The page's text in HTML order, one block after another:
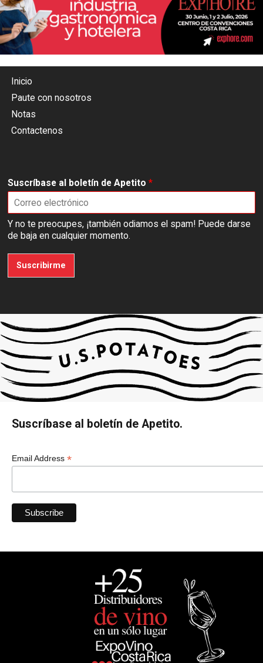
Inicio
Paute con nosotros
Notas
Contactenos
Suscríbase al boletín de Apetito *
Y no te preocupes, ¡también odiamos el spam! Puede darse
de baja en cualquier momento.
Suscribirme
Suscríbase al boletín de Apetito.
Email Address *